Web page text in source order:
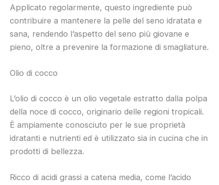
Applicato regolarmente, questo ingrediente può
contribuire a mantenere la pelle del seno idratata e
sana, rendendo l’aspetto del seno più giovane e
pieno, oltre a prevenire la formazione di smagliature.
Olio di cocco
L’olio di cocco è un olio vegetale estratto dalla polpa
della noce di cocco, originario delle regioni tropicali.
È ampiamente conosciuto per le sue proprietà
idratanti e nutrienti ed è utilizzato sia in cucina che in
prodotti di bellezza.
Ricco di acidi grassi a catena media, come l’acido